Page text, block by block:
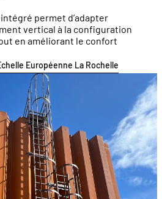
permet d’adapter
vertical à la configuration
en améliorant le confort
Européenne La Rochelle